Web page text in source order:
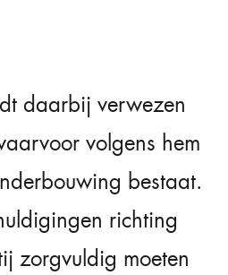
daarbij verwezen
volgens hem
bestaat.
richting
zorgvuldig moeten